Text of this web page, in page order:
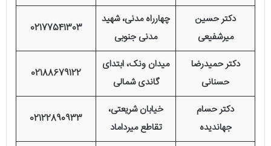
دکتر حسین
میرشفیعی
چهارراه مدنی، شهید
مدنی جنوبی
02177541303
دکتر حمیدرضا
حسنانی
میدان ونک، ابتدای
گاندی شمالی
02188679122
دکتر حسام
جهاندیده
خیابان شریعتی،
تقاطع میرداماد
02122890933